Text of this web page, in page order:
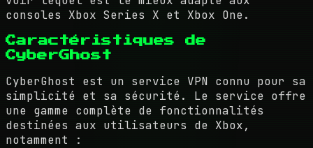
consoles Xbox Series X et Xbox One.
Caractéristiques de
CyberGhost
CyberGhost est un service VPN connu pour sa
simplicité et sa sécurité. Le service offre
une gamme complète de fonctionnalités
destinées aux utilisateurs de Xbox,
notamment :